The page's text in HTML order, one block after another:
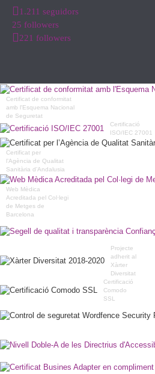
1.211 seguidors
25 followers
221 followers
Certificat de conformitat
amb l'Esquema Nacional
de Seguretat
Certificació
ISO/IEC 27001
Certificat per
l’Agència de Qualitat
Sanitària d’Andalusia
Web Mèdica
Acreditada pel Col·legi
de Metges de
Barcelona
Projecte
adherit al
Xàrter
Diversitat
Certificació
Comodo
SSL